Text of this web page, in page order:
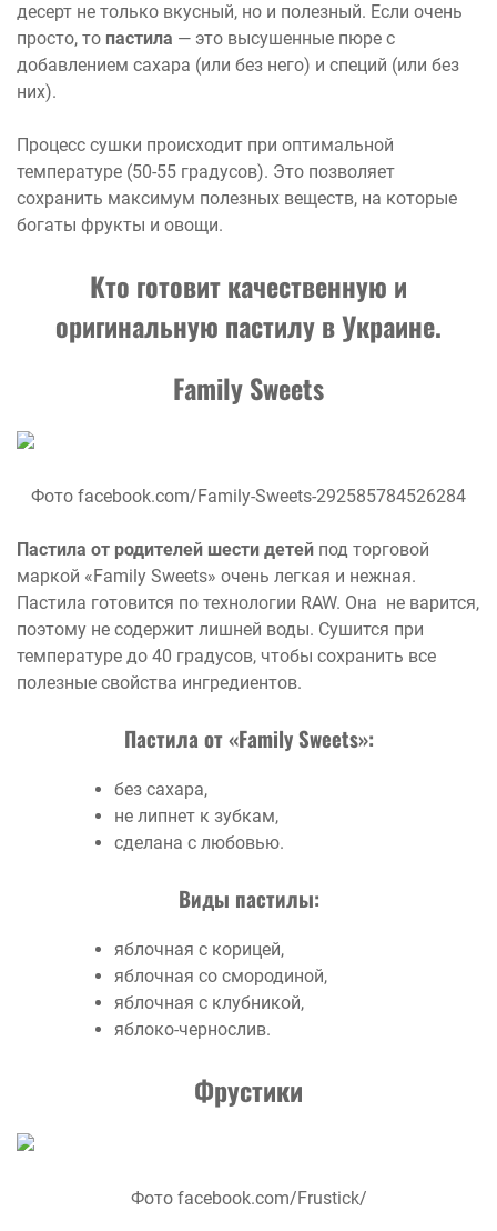
десерт не только вкусный, но и полезный. Если очень
просто, то пастила — это высушенные пюре с
добавлением сахара (или без него) и специй (или без
них).
Процесс сушки происходит при оптимальной
температуре (50-55 градусов). Это позволяет
сохранить максимум полезных веществ, на которые
богаты фрукты и овощи.
Кто готовит качественную и
оригинальную пастилу в Украине.
Family Sweets
Фото facebook.com/Family-Sweets-292585784526284
Пастила от родителей шести детей под торговой
маркой «Family Sweets» очень легкая и нежная.
Пастила готовится по технологии RAW. Она не варится,
поэтому не содержит лишней воды. Сушится при
температуре до 40 градусов, чтобы сохранить все
полезные свойства ингредиентов.
Пастила от «Family Sweets»:
без сахара,
не липнет к зубкам,
сделана с любовью.
Виды пастилы:
яблочная с корицей,
яблочная со смородиной,
яблочная с клубникой,
яблоко-чернослив.
Фрустики
Фото facebook.com/Frustick/